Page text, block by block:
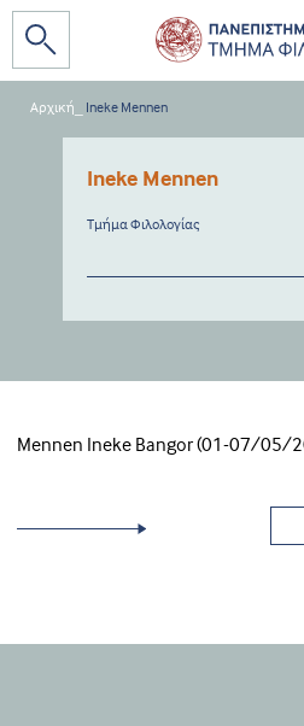
Αρχική Ineke Mennen
Mennen Ineke Bangor (01-07/05/
Ineke Mennen
Τμήμα Φιλολογίας